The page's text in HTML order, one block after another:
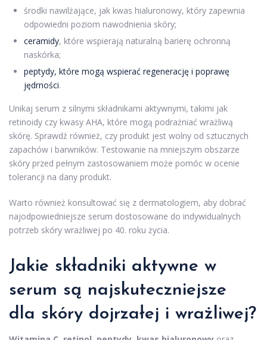
środki nawilżające, jak kwas hialuronowy, który zapewnia
odpowiedni poziom nawodnienia skóry;
ceramidy, które wspierają naturalną barierę ochronną
naskórka;
peptydy, które mogą wspierać regenerację i poprawę
jędrności.
Unikaj serum z silnymi składnikami aktywnymi, takimi jak
retinoidy czy kwasy AHA, które mogą podrażniać wrażliwą
skórę. Sprawdź również, czy produkt jest wolny od sztucznych
zapachów i barwników. Testowanie na mniejszym obszarze
skóry przed pełnym zastosowaniem może pomóc w ocenie
tolerancji na dany produkt.
Warto również konsultować się z dermatologiem, aby dobrać
najodpowiedniejsze serum dostosowane do indywidualnych
potrzeb skóry wrażliwej po 40. roku życia.
Jakie składniki aktywne w
serum są najskuteczniejsze
dla skóry dojrzałej i wrażliwej?